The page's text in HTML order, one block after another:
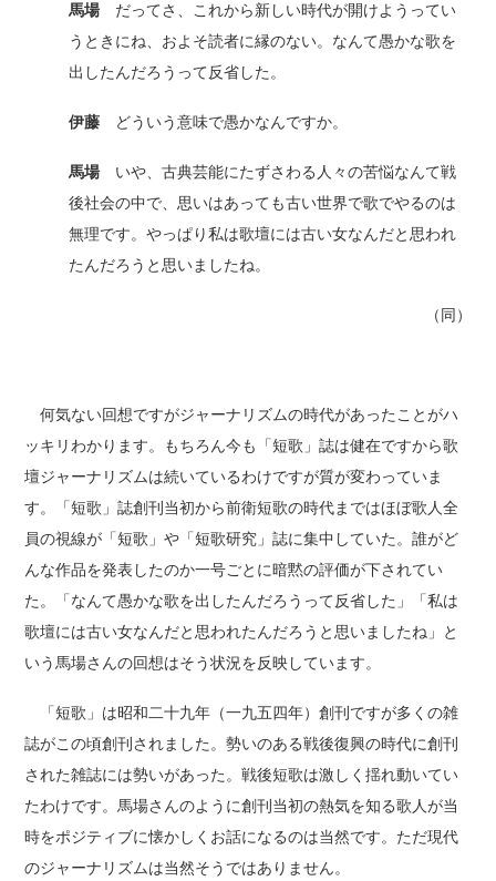
馬場だってさ、これから新しい時代が開けようってい
うときにね、およそ読者に縁のない。なんて愚かな歌を
出したんだろうって反省した。
伊藤 どういう意味で愚かなんですか。
馬場いや、古典芸能にたずさわる人々の苦悩なんて戦
後社会の中で、思いはあっても古い世界で歌でやるのは
無理です。やっぱり私は歌壇には古い女なんだと思われ
たんだろうと思いましたね。
（同）
何気ない回想ですがジャーナリズムの時代があったことがハ
ッキリわかります。もちろん今も「短歌」誌は健在ですから歌
壇ジャーナリズムは続いているわけですが質が変わっていま
す。「短歌」誌創刊当初から前衛短歌の時代まではほぼ歌人全
員の視線が「短歌」や「短歌研究」誌に集中していた。誰がど
んな作品を発表したのか一号ごとに暗黙の評価が下されてい
た。「なんて愚かな歌を出したんだろうって反省した」「私は
歌壇には古い女なんだと思われたんだろうと思いましたね」と
いう馬場さんの回想はそう状況を反映しています。
「短歌」は昭和二十九年（一九五四年）創刊ですが多くの雑
誌がこの頃創刊されました。勢いのある戦後復興の時代に創刊
された雑誌には勢いがあった。戦後短歌は激しく揺れ動いてい
たわけです。馬場さんのように創刊当初の熱気を知る歌人が当
時をポジティブに懐かしくお話になるのは当然です。ただ現代
のジャーナリズムは当然そうではありません。